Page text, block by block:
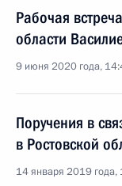
Рабочая
области
9 июня 2020 года,
Поручения в
в Ростовской
14 января 2019 года,